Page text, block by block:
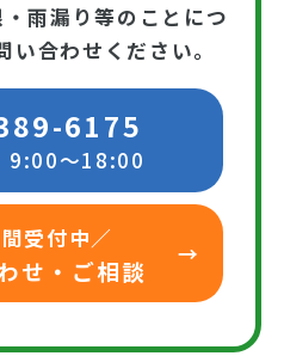
雨漏り等のことにつ
い合わせください。
6175
9:00～18:00
受付中／
せ・ご相談